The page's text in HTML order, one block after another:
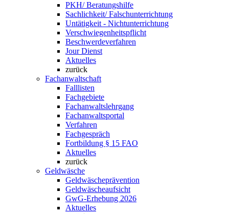
PKH/ Beratungshilfe
Sachlichkeit/ Falschunterrichtung
Untätigkeit - Nichtunterrichtung
Verschwiegenheitspflicht
Beschwerdeverfahren
Jour Dienst
Aktuelles
zurück
Fachanwaltschaft
Falllisten
Fachgebiete
Fachanwaltslehrgang
Fachanwaltsportal
Verfahren
Fachgespräch
Fortbildung § 15 FAO
Aktuelles
zurück
Geldwäsche
Geldwäscheprävention
Geldwäscheaufsicht
GwG-Erhebung 2026
Aktuelles